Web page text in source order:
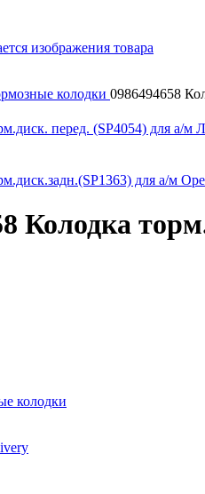
колодки 0986494658
перед. (SP4054) для а/м
для а/м
Колодка
колодки